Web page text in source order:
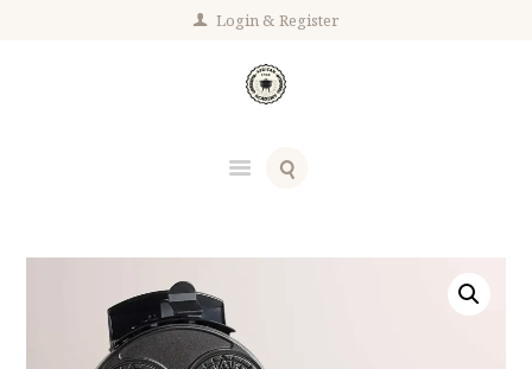
Login Register